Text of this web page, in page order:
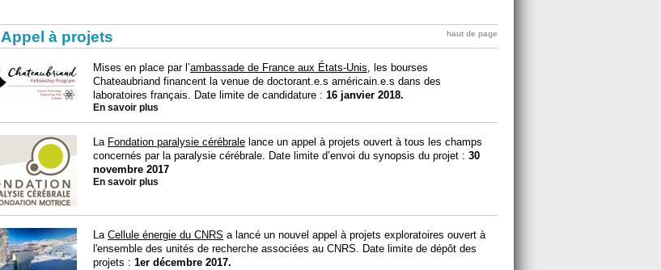
Appel à projets haut de page
Mises en place par l’ambassade de France aux États-Unis, les bourses
Chateaubriand financent la venue de doctorant.e.s américain.e.s dans des
laboratoires français. Date limite de candidature : 16 janvier 2018.
En savoir plus
La Fondation paralysie cérébrale lance un appel à projets ouvert à tous les champs
concernés par la paralysie cérébrale. Date limite d’envoi du synopsis du projet : 30
novembre 2017
En savoir plus
La Cellule énergie du CNRS a lancé un nouvel appel à projets exploratoires ouvert à
l'ensemble des unités de recherche associées au CNRS. Date limite de dépôt des
projets : 1er décembre 2017.